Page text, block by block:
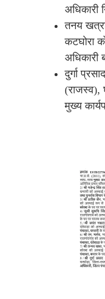
अधिकारी
तनय
कटघोरा
अधिकारी
दुर्गा
(राजस्व),
मुख्य